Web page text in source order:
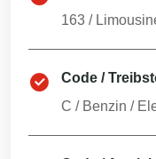
163 /
Code /
C / Benzin /